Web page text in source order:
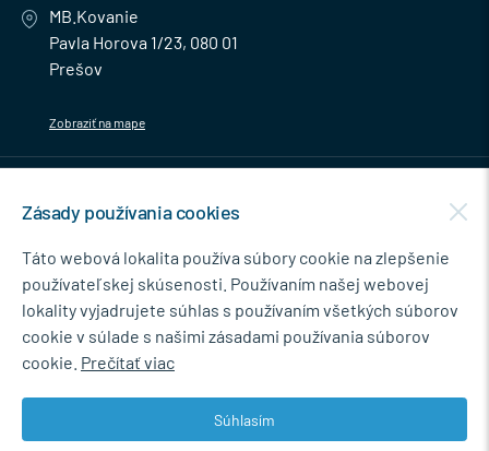
MB.Kovanie
Pavla Horova 1/23, 080 01
Prešov
Zobraziť na mape
NEWSLETTER
Súhlasím so spracovaním osobných údajov pre marketingové účely.
Zásady ochrany osobných údajov
Zásady používania cookies
Táto webová lokalita používa súbory cookie na zlepšenie
používateľskej skúsenosti. Používaním našej webovej
lokality vyjadrujete súhlas s používaním všetkých súborov
cookie v súlade s našimi zásadami používania súborov
cookie. Prečítať viac
Súhlasím